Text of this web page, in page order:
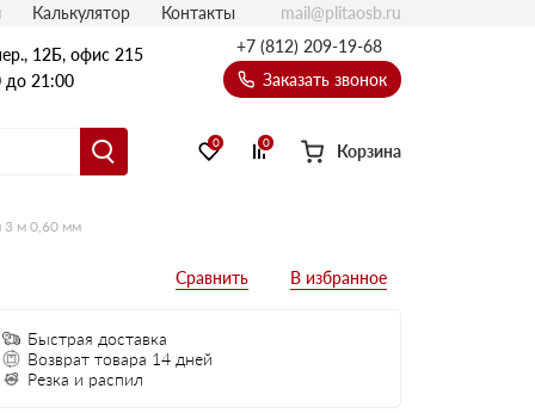
12Б, офис 215
до 21:00
+7 (812) 209-19-68
Заказать звонок
0 0 Корзина
Калькулятор Контакты mail@plitaosb.ru
3 м 0,60 мм
Быстрая доставка
Возврат товара 14 дней
Резка и распил